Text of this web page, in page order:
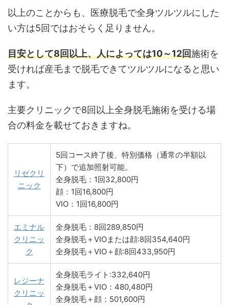
以上のことからも、医療脱毛で全身ツルツルにした
い方は5回ではおそらく足りません。
目安として8回以上、人によっては10～12回施術を
受ければ産毛まで脱毛できてツルツルになると思い
ます。
主要クリニックで8回以上全身脱毛施術を受ける場
合の料金を載せておきますね。
リゼクリ
ニック
5回コース終了後、特別価格（通常の半額以
下）で追加照射可能。
全身脱毛：1回32,800円
顔：1回16,800円
VIO：1回16,800円
エミナル
クリニッ
ク
全身脱毛：8回289,850円
全身脱毛＋VIOまたは顔:8回354,640円
全身脱毛＋VIO＋顔:8回433,950円
レジーナ
クリニッ
全身脱毛ライト:332,640円
全身脱毛＋VIO：480,480円
全身脱毛＋顔：501,600円